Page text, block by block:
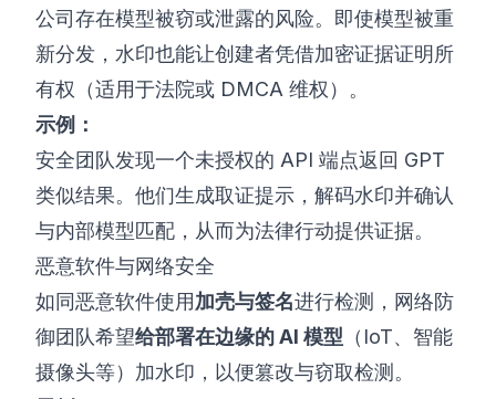
公司存在模型被窃或泄露的风险。即使模型被重
新分发，水印也能让创建者凭借加密证据证明所
有权（适用于法院或 DMCA 维权）。
示例：
安全团队发现一个未授权的 API 端点返回 GPT
类似结果。他们生成取证提示，解码水印并确认
与内部模型匹配，从而为法律行动提供证据。
恶意软件与网络安全
如同恶意软件使用加壳与签名进行检测，网络防
御团队希望给部署在边缘的 AI 模型 （IoT、智能
摄像头等）加水印，以便篡改与窃取检测。